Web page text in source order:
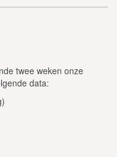
twee weken onze
data: